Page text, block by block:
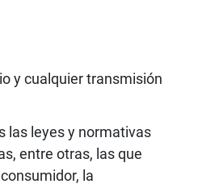
y cualquier transmisión
las leyes y normativas
entre otras, las que
la